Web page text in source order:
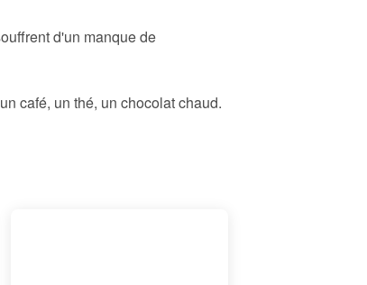
d'un manque de
café, un thé, un chocolat chaud.